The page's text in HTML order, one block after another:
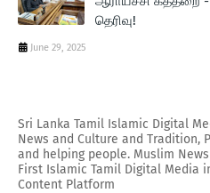
தெரிவு!
June 29, 2025
Sri Lanka Tamil Islamic Digital
News and Culture and Tradition,
and helping people. Muslim
First Islamic Tamil Digital Media
Content Platform